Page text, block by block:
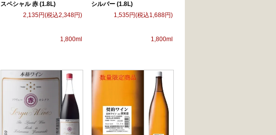
スペシャル 赤 (1.8L)
2,135円(税込2,348円)
1,800ml
シルバー (1.8L)
1,535円(税込1,688円)
1,800ml